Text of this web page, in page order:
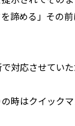
諦める」その
対応させていた
時はクイック